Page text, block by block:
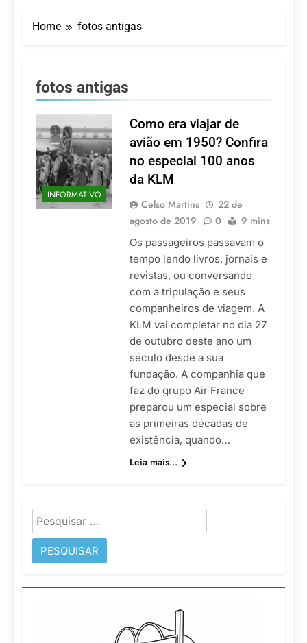
de operação do
5 De Agosto De 2026
Salto Caveiras atrai
novos investimentos e
fortalece infraestrutura
5 De Agosto De 2026
Toda a Europa em Um
Atrações do Parque
Mini-Europe
4 De Agosto De 2026
Por Dentro do Atomium:
Melhor Vista de
Bruxelas
Home fotos antigas
fotos antigas
INFORMATIVO
Como era viajar de
avião em 1950? Confira
no especial 100 anos
da KLM
Celso Martins
22 de
agosto de 2019
0 9 mins
Os passageiros passavam o
tempo lendo livros, jornais e
revistas, ou conversando
com a tripulação e seus
companheiros de viagem. A
KLM vai completar no dia 27
de outubro deste ano um
século desde a sua
fundação. A companhia que
faz do grupo Air France
preparou um especial sobre
as primeiras décadas de
existência, quando…
Leia mais...
Pesquisar
por: